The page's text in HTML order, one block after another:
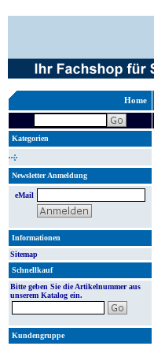
Home
Kategorien
Newsletter Anmeldung
eMail
Informationen
Sitemap
Schnellkauf
Bitte geben Sie die Artikelnummer aus
unserem Katalog ein.
Kundengruppe